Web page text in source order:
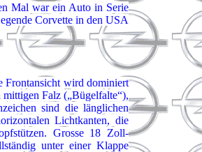
Mal war ein Auto in Serie
Corvette in den USA
Frontansicht wird dominiert
Falz („Bügelfalte“),
sind die länglichen
Lichtkanten, die
Grosse 18 Zoll-
unter einer Klappe